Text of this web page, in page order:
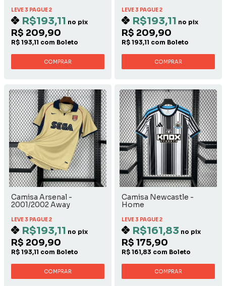
LEVE 3 PAGUE 2
R$193,11 no pix
R$ 209,90
R$ 193,11 com Boleto
COMPRAR
LEVE 3 PAGUE 2
R$193,11 no pix
R$ 209,90
R$ 193,11 com Boleto
COMPRAR
Camisa Arsenal -
2001/2002 Away
LEVE 3 PAGUE 2
R$193,11 no pix
R$ 209,90
R$ 193,11 com Boleto
COMPRAR
Camisa Newcastle -
Home
LEVE 3 PAGUE 2
R$161,83 no pix
R$ 175,90
R$ 161,83 com Boleto
COMPRAR